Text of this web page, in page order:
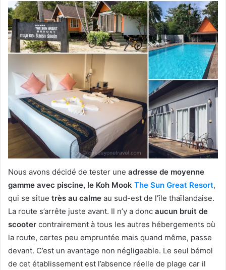
Nous avons décidé de tester une adresse de moyenne
gamme avec piscine, le Koh Mook The Sun Great Resort,
qui se situe très au calme au sud-est de l’île thaïlandaise.
La route s’arrête juste avant. Il n’y a donc aucun bruit de
scooter contrairement à tous les autres hébergements où
la route, certes peu empruntée mais quand même, passe
devant. C’est un avantage non négligeable. Le seul bémol
de cet établissement est l’absence réelle de plage car il